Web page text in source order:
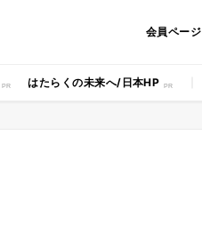
会員ページ
はたらくの未来へ/日本HP